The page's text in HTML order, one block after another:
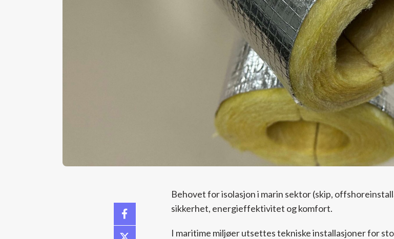
Behovet for isolasjon i marin sektor (skip,
sikkerhet, energieffektivitet og komfort.
I maritime miljøer utsettes tekniske installasjoner for